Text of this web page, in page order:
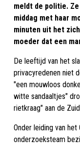
meldt de politie.
middag met haar
minuten uit het
moeder dat een
De leeftijd van het
privacyredenen niet
"een mouwloos
witte sandaaltjes"
rietkraag" aan de
Onder leiding van
onderzoeksteam